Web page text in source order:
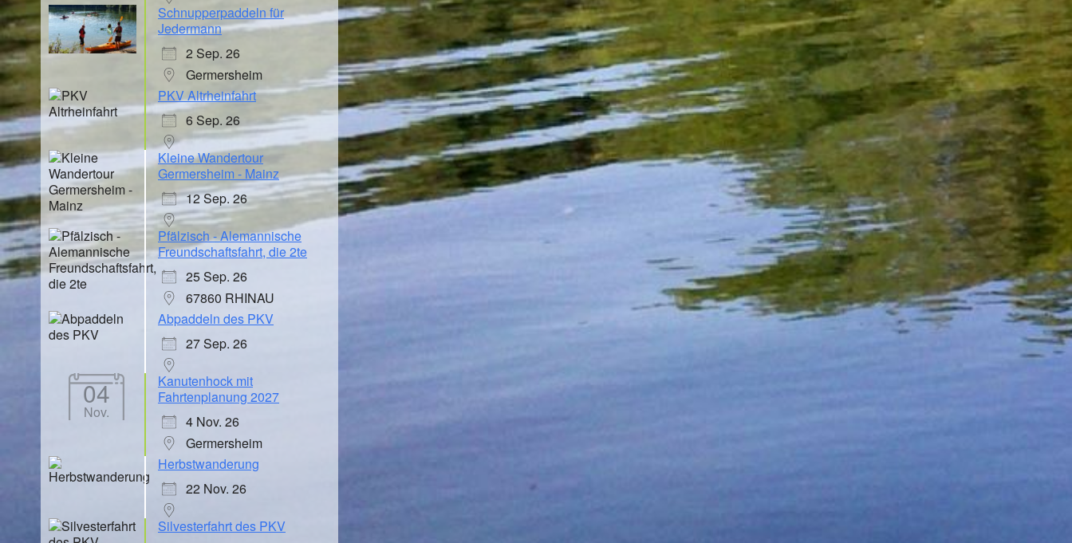
Schnupperpaddeln für
Jedermann
2 Sep. 26
Germersheim
PKV Altrheinfahrt
6 Sep. 26
Kleine Wandertour
Germersheim - Mainz
12 Sep. 26
Pfälzisch - Alemannische
Freundschaftsfahrt, die 2te
25 Sep. 26
67860 RHINAU
Abpaddeln des PKV
27 Sep. 26
04
Nov.
Kanutenhock mit
Fahrtenplanung 2027
4 Nov. 26
Germersheim
Herbstwanderung
22 Nov. 26
Silvesterfahrt des PKV